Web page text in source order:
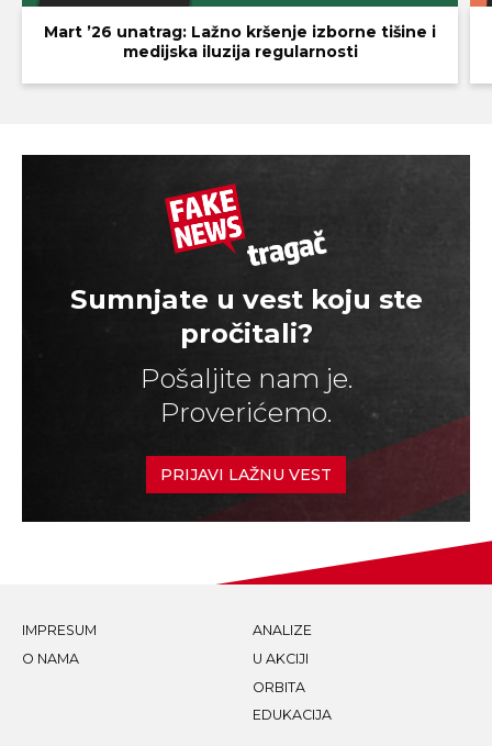
Mart ’26 unatrag: Lažno kršenje izborne tišine i
medijska iluzija regularnosti
Sumnjate u vest koju ste
pročitali?
Pošaljite nam je.
Proverićemo.
PRIJAVI LAŽNU VEST
IMPRESUM
O NAMA
ANALIZE
U AKCIJI
ORBITA
EDUKACIJA